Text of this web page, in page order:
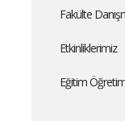
Fakülte
Etkinliklerimiz
Eğitim